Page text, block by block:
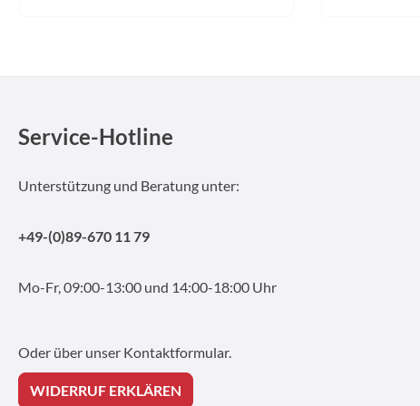
Service-Hotline
Unterstützung und Beratung unter:
+49-(0)89-670 11 79
Mo-Fr, 09:00-13:00 und 14:00-18:00 Uhr
Oder über unser Kontaktformular.
WIDERRUF ERKLÄREN